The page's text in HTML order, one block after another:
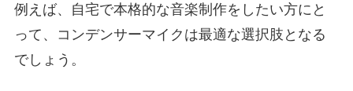
例えば、自宅で本格的な音楽制作をしたい方にと
って、コンデンサーマイクは最適な選択肢となる
でしょう。